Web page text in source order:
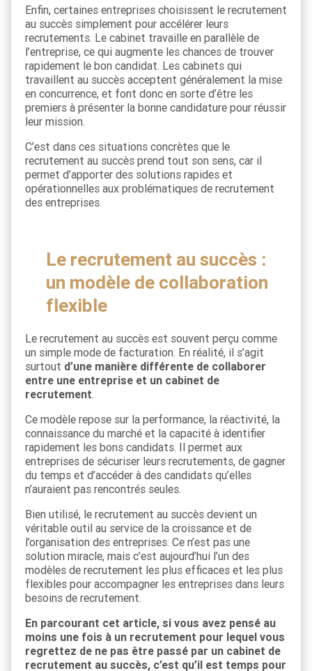
Enfin, certaines entreprises choisissent le recrutement
au succès simplement pour accélérer leurs
recrutements. Le cabinet travaille en parallèle de
l’entreprise, ce qui augmente les chances de trouver
rapidement le bon candidat. Les cabinets qui
travaillent au succès acceptent généralement la mise
en concurrence, et font donc en sorte d’être les
premiers à présenter la bonne candidature pour réussir
leur mission.
C’est dans ces situations concrètes que le
recrutement au succès prend tout son sens, car il
permet d’apporter des solutions rapides et
opérationnelles aux problématiques de recrutement
des entreprises.
Le recrutement au succès :
un modèle de collaboration
flexible
Le recrutement au succès est souvent perçu comme
un simple mode de facturation. En réalité, il s’agit
surtout d’une manière différente de collaborer
entre une entreprise et un cabinet de
recrutement.
Ce modèle repose sur la performance, la réactivité, la
connaissance du marché et la capacité à identifier
rapidement les bons candidats. Il permet aux
entreprises de sécuriser leurs recrutements, de gagner
du temps et d’accéder à des candidats qu’elles
n’auraient pas rencontrés seules.
Bien utilisé, le recrutement au succès devient un
véritable outil au service de la croissance et de
l’organisation des entreprises. Ce n’est pas une
solution miracle, mais c’est aujourd’hui l’un des
modèles de recrutement les plus efficaces et les plus
flexibles pour accompagner les entreprises dans leurs
besoins de recrutement.
En parcourant cet article, si vous avez pensé au
moins une fois à un recrutement pour lequel vous
regrettez de ne pas être passé par un cabinet de
recrutement au succès, c’est qu’il est temps pour